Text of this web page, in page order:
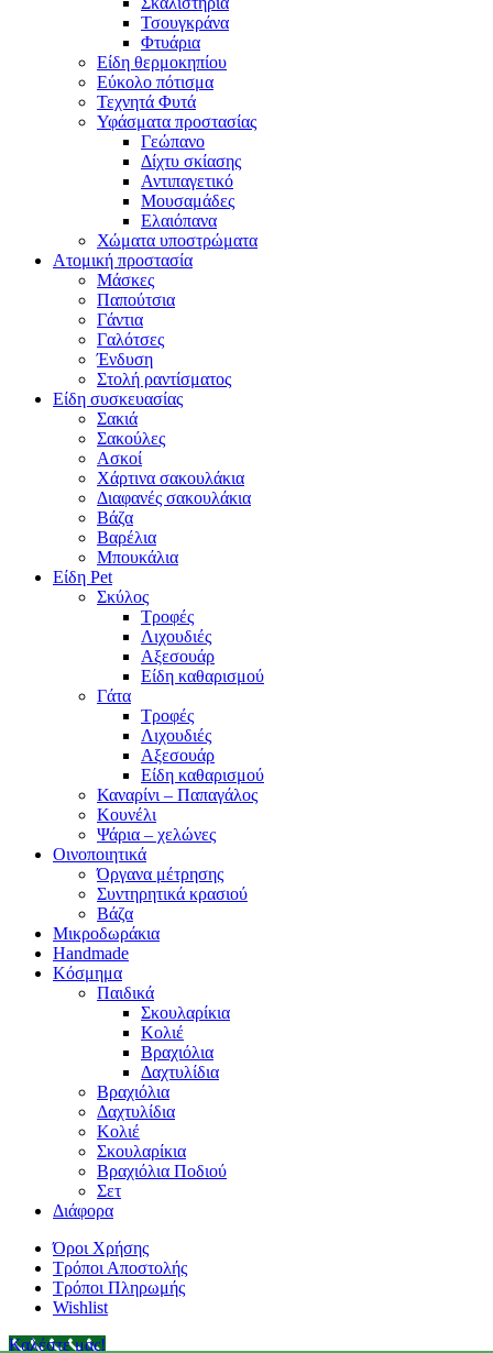
Τσουγκράνα
Φτυάρια
Είδη θερμοκηπίου
Εύκολο πότισμα
Τεχνητά Φυτά
Υφάσματα προστασίας
Γεώπανο
Δίχτυ σκίασης
Αντιπαγετικό
Μουσαμάδες
Ελαιόπανα
Χώματα υποστρώματα
Ατομική προστασία
Μάσκες
Παπούτσια
Γάντια
Γαλότσες
Ένδυση
Στολή ραντίσματος
Είδη συσκευασίας
Σακιά
Σακούλες
Ασκοί
Χάρτινα σακουλάκια
Διαφανές σακουλάκια
Βάζα
Βαρέλια
Μπουκάλια
Είδη Pet
Σκύλος
Τροφές
Λιχουδιές
Αξεσουάρ
Είδη καθαρισμού
Γάτα
Τροφές
Λιχουδιές
Αξεσουάρ
Είδη καθαρισμού
Καναρίνι – Παπαγάλος
Κουνέλι
Ψάρια – χελώνες
Οινοποιητικά
Όργανα μέτρησης
Συντηρητικά κρασιού
Βάζα
Μικροδωράκια
Handmade
Κόσμημα
Παιδικά
Σκουλαρίκια
Κολιέ
Βραχιόλια
Δαχτυλίδια
Βραχιόλια
Δαχτυλίδια
Κολιέ
Σκουλαρίκια
Βραχιόλια Ποδιού
Σετ
Διάφορα
Όροι Χρήσης
Τρόποι Αποστολής
Τρόποι Πληρωμής
Wishlist
Καλέστε μας!